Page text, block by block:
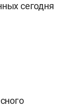
сегодня